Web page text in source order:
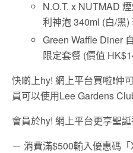
N.O.T. x NUTMAD
利神泡 340ml (白/黑
Green Waffle Diner
限定套餐 (價值
快啲上hy! 網上平台買啦❗️仲
員可以使用Lee Gardens
會員於hy! 網上平台更享聖誕
－ 消費滿$500輸入優惠碼